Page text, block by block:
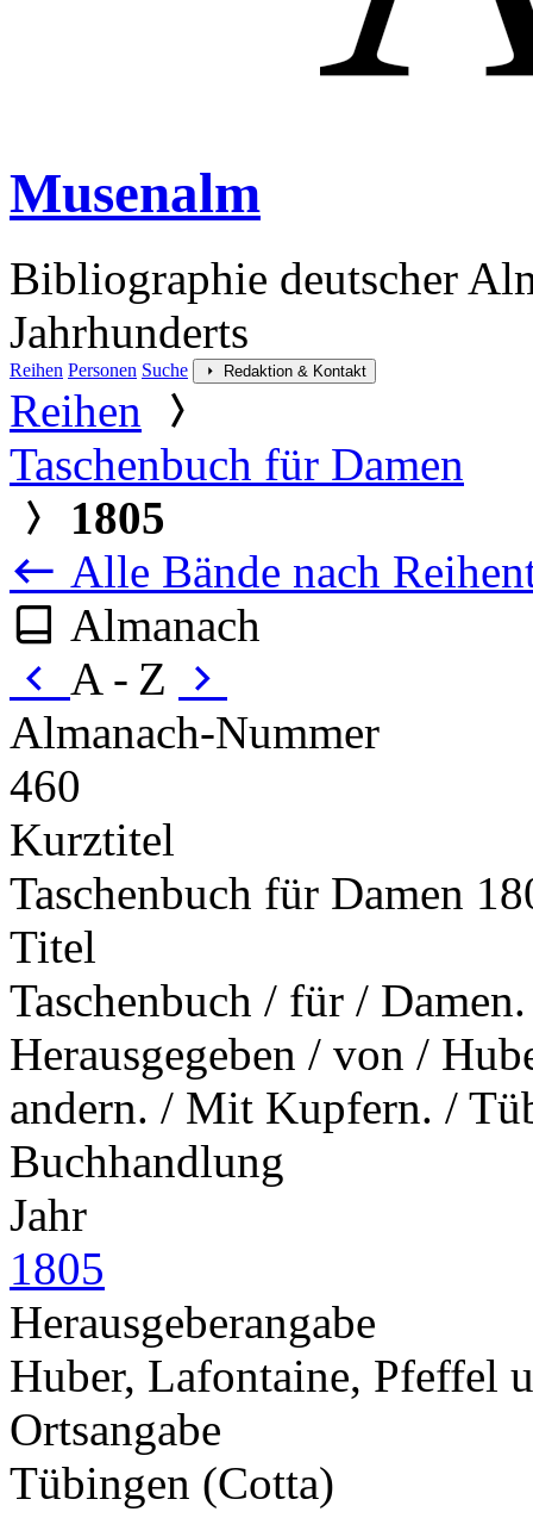
Musenalm
Bibliographie deutscher
Jahrhunderts
Reihen Personen Suche Redaktion & Kontakt
Reihen
Taschenbuch für Damen
1805
Alle Bände nach
Almanach
A - Z
Almanach-Nummer
460
Kurztitel
Taschenbuch für Damen
Titel
Taschenbuch / für /
Herausgegeben / von /
andern. / Mit Kupfern. /
Buchhandlung
Jahr
1805
Herausgeberangabe
Huber, Lafontaine, Pfeffel
Ortsangabe
Tübingen (Cotta)